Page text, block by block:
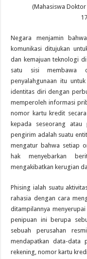
(Mahasiswa
Negara menjamin
komunikasi ditujukan
dan kemajuan teknologi
satu sisi membawa
penyalahgunaan itu
identitas diri dengan
memperoleh informasi
nomor kartu kredit
kepada seseorang atau
pengirim adalah suatu
mengatur bahwa setiap
hak menyebarkan
mengakibatkan kerugian
Phising ialah suatu
rahasia dengan cara
ditampilannya
penipuan ini berupa
sebuah perusahan
mendapatkan data-data
rekening, nomor kartu